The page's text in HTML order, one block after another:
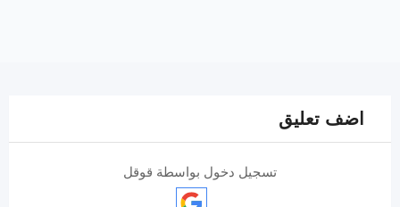
اضف تعليق
تسجيل دخول بواسطة قوقل